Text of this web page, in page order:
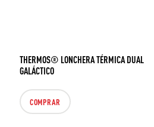
THERMOS® LONCHERA TÉRMICA DUAL
GALÁCTICO
COMPRAR